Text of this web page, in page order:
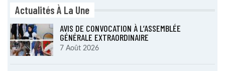
Actualités À La Une
AVIS DE CONVOCATION À L’ASSEMBLÉE
GÉNÉRALE EXTRAORDINAIRE
7 Août 2026